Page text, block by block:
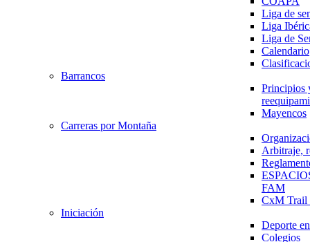
Liga de
Liga
Liga de
Calendario
Barrancos
Principios
Mayencos
Carreras por Montaña
Arbitraje,
FAM
CxM
Iniciación
Deporte
Colegios